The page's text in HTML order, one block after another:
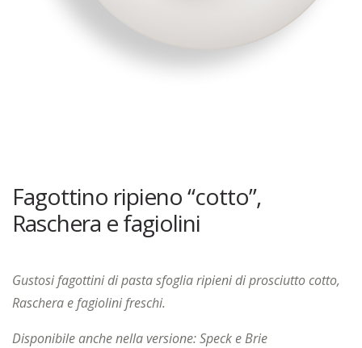
Fagottino ripieno “cotto”,
Raschera e fagiolini
Gustosi fagottini di pasta sfoglia ripieni di prosciutto cotto,
Raschera e fagiolini freschi.
Disponibile anche nella versione: Speck e Brie